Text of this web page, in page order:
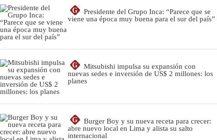
G
Presidente del Grupo Inca: “Parece que se
viene una época muy buena para el sur del país”
G
Mitsubishi impulsa su expansión con
nuevas sedes e inversión de US$ 2 millones: los
planes
G
Burger Boy y su nueva receta para crecer:
abre nuevo local en Lima y alista su salto
internacional